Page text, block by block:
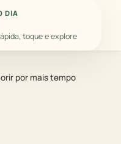
DIA
toque e explore
por mais tempo